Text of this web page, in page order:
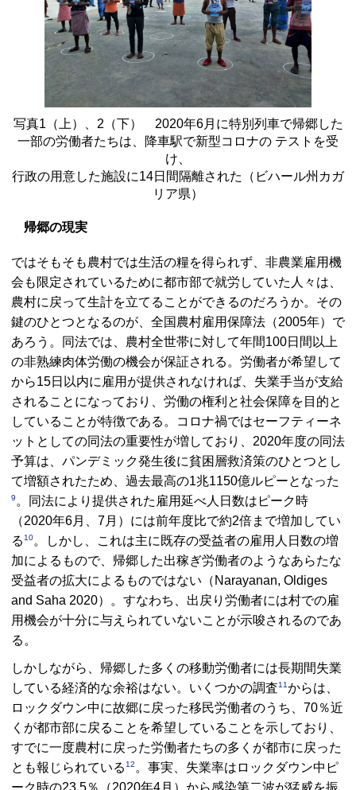
写真1（上）、2（下） 2020年6月に特別列車で帰郷した
一部の労働者たちは、降車駅で新型コロナの テストを受
け、
行政の用意した施設に14日間隔離された（ビハール州カガ
リア県）
帰郷の現実
ではそもそも農村では生活の糧を得られず、非農業雇用機
会も限定されているために都市部で就労していた人々は、
農村に戻って生計を立てることができるのだろうか。その
鍵のひとつとなるのが、全国農村雇用保障法（2005年）で
あろう。同法では、農村全世帯に対して年間100日間以上
の非熟練肉体労働の機会が保証される。労働者が希望して
から15日以内に雇用が提供されなければ、失業手当が支給
されることになっており、労働の権利と社会保障を目的と
していることが特徴である。コロナ禍ではセーフティーネ
ットとしての同法の重要性が増しており、2020年度の同法
予算は、パンデミック発生後に貧困層救済策のひとつとし
て増額されたため、過去最高の1兆1150億ルピーとなった
9。同法により提供された雇用延べ人日数はピーク時
（2020年6月、7月）には前年度比で約2倍まで増加してい
る 10。しかし、これは主に既存の受益者の雇用人日数の増
加によるもので、帰郷した出稼ぎ労働者のようなあらたな
受益者の拡大によるものではない（Narayanan, Oldiges
and Saha 2020）。すなわち、出戻り労働者には村での雇
用機会が十分に与えられていないことが示唆されるのであ
る。
しかしながら、帰郷した多くの移動労働者には長期間失業
している経済的な余裕はない。いくつかの調査11からは、
ロックダウン中に故郷に戻った移民労働者のうち、70％近
くが都市部に戻ることを希望していることを示しており、
すでに一度農村に戻った労働者たちの多くが都市に戻った
とも報じられている 12。事実、失業率はロックダウン中ピ